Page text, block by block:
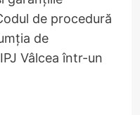
de procedură
de
Vâlcea într-un